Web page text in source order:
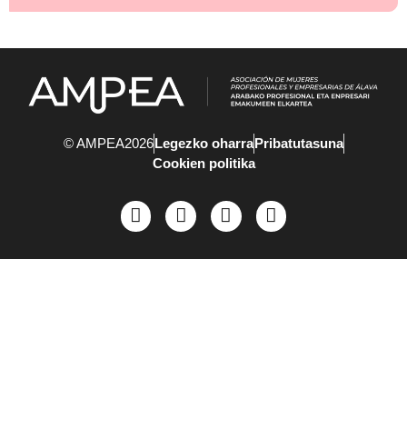
© AMPEA2026Legezko oharraPribatutasuna
Cookien politika